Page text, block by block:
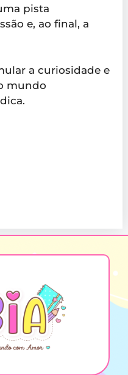
pista
e, ao final, a
a curiosidade e
mundo